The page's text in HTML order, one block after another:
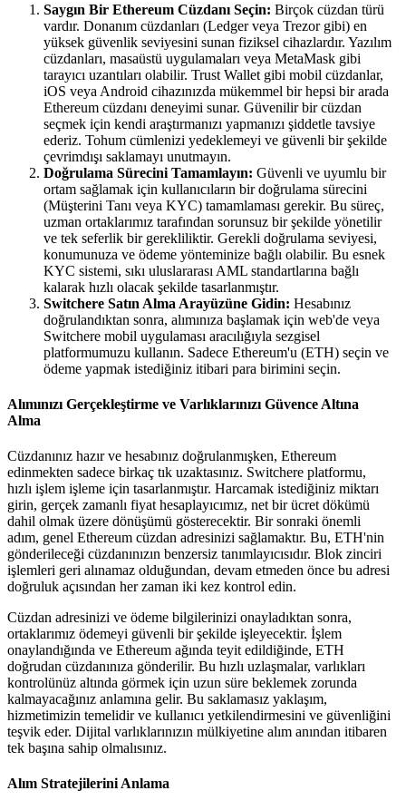
Saygın Bir Ethereum Cüzdanı Seçin: Birçok cüzdan türü
vardır. Donanım cüzdanları (Ledger veya Trezor gibi) en
yüksek güvenlik seviyesini sunan fiziksel cihazlardır. Yazılım
cüzdanları, masaüstü uygulamaları veya MetaMask gibi
tarayıcı uzantıları olabilir. Trust Wallet gibi mobil cüzdanlar,
iOS veya Android cihazınızda mükemmel bir hepsi bir arada
Ethereum cüzdanı deneyimi sunar. Güvenilir bir cüzdan
seçmek için kendi araştırmanızı yapmanızı şiddetle tavsiye
ederiz. Tohum cümlenizi yedeklemeyi ve güvenli bir şekilde
çevrimdışı saklamayı unutmayın.
Doğrulama Sürecini Tamamlayın: Güvenli ve uyumlu bir
ortam sağlamak için kullanıcıların bir doğrulama sürecini
(Müşterini Tanı veya KYC) tamamlaması gerekir. Bu süreç,
uzman ortaklarımız tarafından sorunsuz bir şekilde yönetilir
ve tek seferlik bir gerekliliktir. Gerekli doğrulama seviyesi,
konumunuza ve ödeme yönteminize bağlı olabilir. Bu esnek
KYC sistemi, sıkı uluslararası AML standartlarına bağlı
kalarak hızlı olacak şekilde tasarlanmıştır.
Switchere Satın Alma Arayüzüne Gidin: Hesabınız
doğrulandıktan sonra, alımınıza başlamak için web'de veya
Switchere mobil uygulaması aracılığıyla sezgisel
platformumuzu kullanın. Sadece Ethereum'u (ETH) seçin ve
ödeme yapmak istediğiniz itibari para birimini seçin.
Alımınızı Gerçekleştirme ve Varlıklarınızı Güvence Altına
Alma
Cüzdanınız hazır ve hesabınız doğrulanmışken, Ethereum
edinmekten sadece birkaç tık uzaktasınız. Switchere platformu,
hızlı işlem işleme için tasarlanmıştır. Harcamak istediğiniz miktarı
girin, gerçek zamanlı fiyat hesaplayıcımız, net bir ücret dökümü
dahil olmak üzere dönüşümü gösterecektir. Bir sonraki önemli
adım, genel Ethereum cüzdan adresinizi sağlamaktır. Bu, ETH'nin
gönderileceği cüzdanınızın benzersiz tanımlayıcısıdır. Blok zinciri
işlemleri geri alınamaz olduğundan, devam etmeden önce bu adresi
doğruluk açısından her zaman iki kez kontrol edin.
Cüzdan adresinizi ve ödeme bilgilerinizi onayladıktan sonra,
ortaklarımız ödemeyi güvenli bir şekilde işleyecektir. İşlem
onaylandığında ve Ethereum ağında teyit edildiğinde, ETH
doğrudan cüzdanınıza gönderilir. Bu hızlı uzlaşmalar, varlıkları
kontrolünüz altında görmek için uzun süre beklemek zorunda
kalmayacağınız anlamına gelir. Bu saklamasız yaklaşım,
hizmetimizin temelidir ve kullanıcı yetkilendirmesini ve güvenliğini
teşvik eder. Dijital varlıklarınızın mülkiyetine alım anından itibaren
tek başına sahip olmalısınız.
Alım Stratejilerini Anlama